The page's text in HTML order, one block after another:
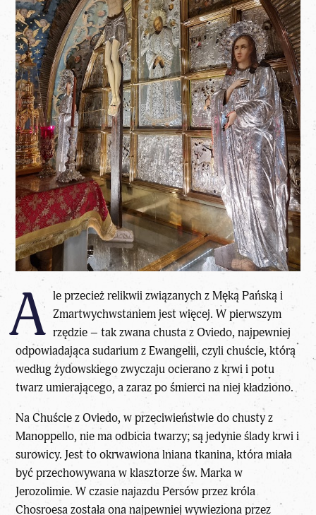
A le przecież relikwii związanych z Męką Pańską i
Zmartwychwstaniem jest więcej. W pierwszym
rzędzie – tak zwana chusta z Oviedo, najpewniej
odpowiadająca sudarium z Ewangelii, czyli chuście, którą
według żydowskiego zwyczaju ocierano z krwi i potu
twarz umierającego, a zaraz po śmierci na niej kładziono.
Na Chuście z Oviedo, w przeciwieństwie do chusty z
Manoppello, nie ma odbicia twarzy; są jedynie ślady krwi i
surowicy. Jest to okrwawiona lniana tkanina, która miała
być przechowywana w klasztorze św. Marka w
Jerozolimie. W czasie najazdu Persów przez króla
Chosroesa została ona najpewniej wywieziona przez